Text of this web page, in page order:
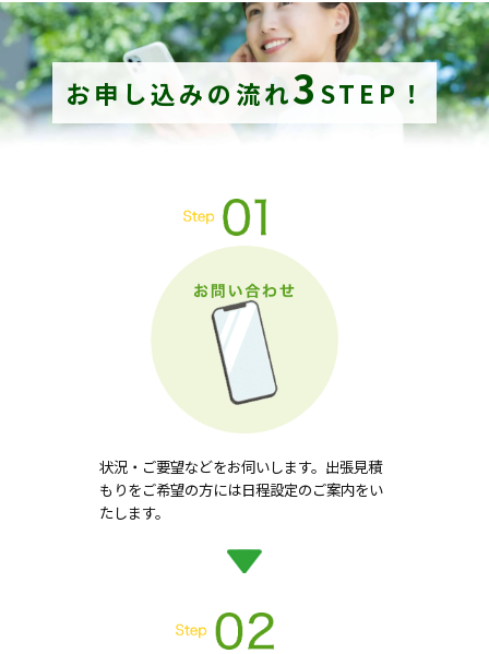
お申し込みの流れ3 STEP！
状況・ご要望などをお伺いします。出張見積
もりをご希望の方には日程設定のご案内をい
たします。